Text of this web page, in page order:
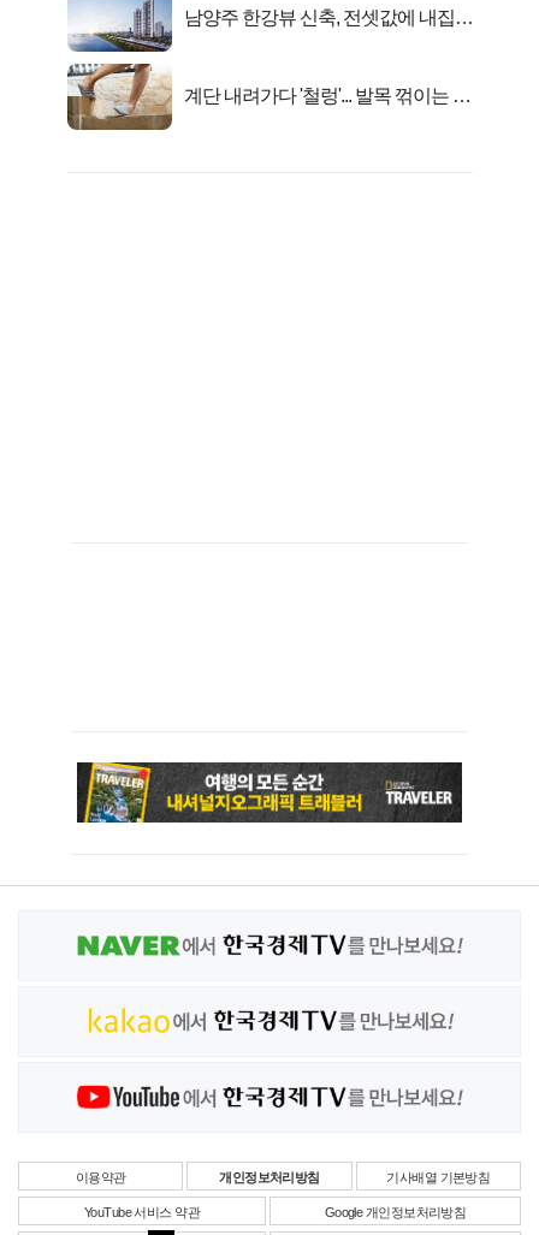
남양주 한강뷰 신축, 전셋값에 내집마
계단 내려가다 '철렁'... 발목 꺾이는 이
이용약관 개인정보처리방침 기사배열 기본방침
YouTube 서비스 약관 Google 개인정보처리방침